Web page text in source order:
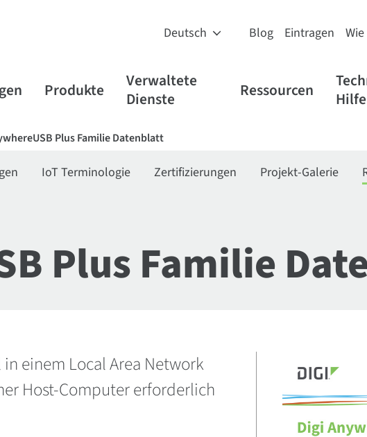
Blog Eintragen
Produkte
Verwaltete
Dienste
Ressourcen
Hilfe
Plus Familie Datenblatt
IoT Terminologie Zertifizierungen Projekt-Galerie
Plus Familie
einem Local Area Network
Host-Computer erforderlich